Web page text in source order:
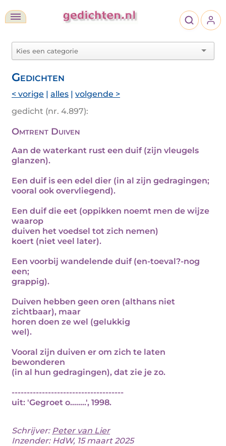
Gedichten
< vorige | alles | volgende >
gedicht (nr. 4.897):
Omtrent Duiven
Aan de waterkant rust een duif (zijn vleugels
glanzen).
Een duif is een edel dier (in al zijn gedragingen;
vooral ook overvliegend).
Een duif die eet (oppikken noemt men de wijze
waarop
duiven het voedsel tot zich nemen)
koert (niet veel later).
Een voorbij wandelende duif (en-toeval?-nog
een;
grappig).
Duiven hebben geen oren (althans niet
zichtbaar), maar
horen doen ze wel (gelukkig
wel).
Vooral zijn duiven er om zich te laten
bewonderen
(in al hun gedragingen), dat zie je zo.
-------------------------------------
uit: 'Gegroet o........', 1998.
Schrijver: Peter van Lier
Inzender: HdW, 15 maart 2025